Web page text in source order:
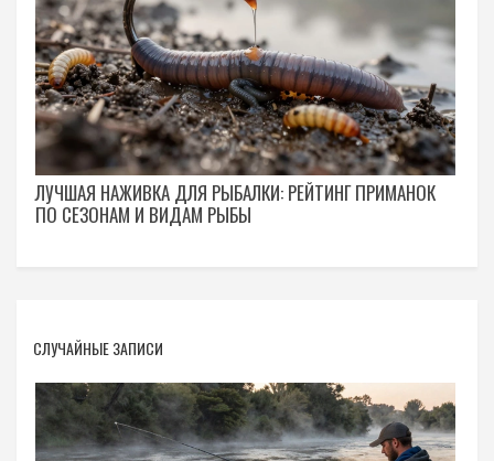
ЛУЧШАЯ НАЖИВКА ДЛЯ РЫБАЛКИ: РЕЙТИНГ ПРИМАНОК
ПО СЕЗОНАМ И ВИДАМ РЫБЫ
СЛУЧАЙНЫЕ ЗАПИСИ